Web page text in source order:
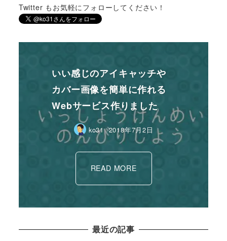
Twitter もお気軽にフォローしてください！
いい感じのアイキャッチや
カバー画像を簡単に作れる
Webサービス作りました
ko31 2018年7月2日
READ MORE
最近の記事